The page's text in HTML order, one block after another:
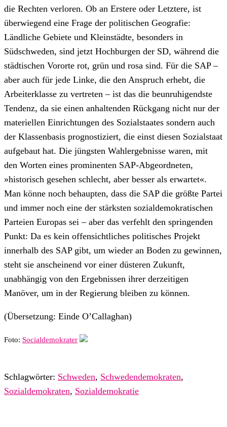
die Rechten verloren. Ob an Erstere oder Letztere, ist
überwiegend eine Frage der politischen Geografie:
Ländliche Gebiete und Kleinstädte, besonders in
Südschweden, sind jetzt Hochburgen der SD, während die
städtischen Vororte rot, grün und rosa sind. Für die SAP –
aber auch für jede Linke, die den Anspruch erhebt, die
Arbeiterklasse zu vertreten – ist das die beunruhigendste
Tendenz, da sie einen anhaltenden Rückgang nicht nur der
materiellen Einrichtungen des Sozialstaates sondern auch
der Klassenbasis prognostiziert, die einst diesen Sozialstaat
aufgebaut hat. Die jüngsten Wahlergebnisse waren, mit
den Worten eines prominenten SAP-Abgeordneten,
»historisch gesehen schlecht, aber besser als erwartet«.
Man könne noch behaupten, dass die SAP die größte Partei
und immer noch eine der stärksten sozialdemokratischen
Parteien Europas sei – aber das verfehlt den springenden
Punkt: Da es kein offensichtliches politisches Projekt
innerhalb des SAP gibt, um wieder an Boden zu gewinnen,
steht sie anscheinend vor einer düsteren Zukunft,
unabhängig von den Ergebnissen ihrer derzeitigen
Manöver, um in der Regierung bleiben zu können.
(Übersetzung: Einde O’Callaghan)
Foto: Socialdemokrater
Schlagwörter: Schweden, Schwedendemokraten,
Sozialdemokraten, Sozialdemokratie